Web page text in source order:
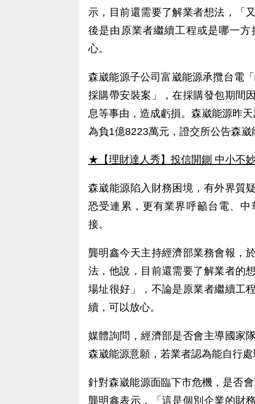
示，目前還需要了解業者想法，「
後是由原業者繼續工程或是哪一
心。
森崴能源子公司富崴能源承攬台電
採購帶安裝案」，在採購發包期間
息等事由，造成虧損。森崴能源昨
為負1億8223萬元，證交所公告森崴
★【理財達人秀】投信開鍘 中小不
森崴能源陷入財務困境，有外界質
恐受連累，更有業界呼籲台電、
接。
龔明鑫今天主持經濟部業務會報，
法，他說，目前還需要了解業者的
場址很好」，不論是原業者繼續工
續，可以放心。
媒體詢問，經濟部是否會主導國家
森崴能源意願，若業者認為能自行處
針對森崴能源面臨下市危機，是否
龔明鑫表示，「這是個別企業的財